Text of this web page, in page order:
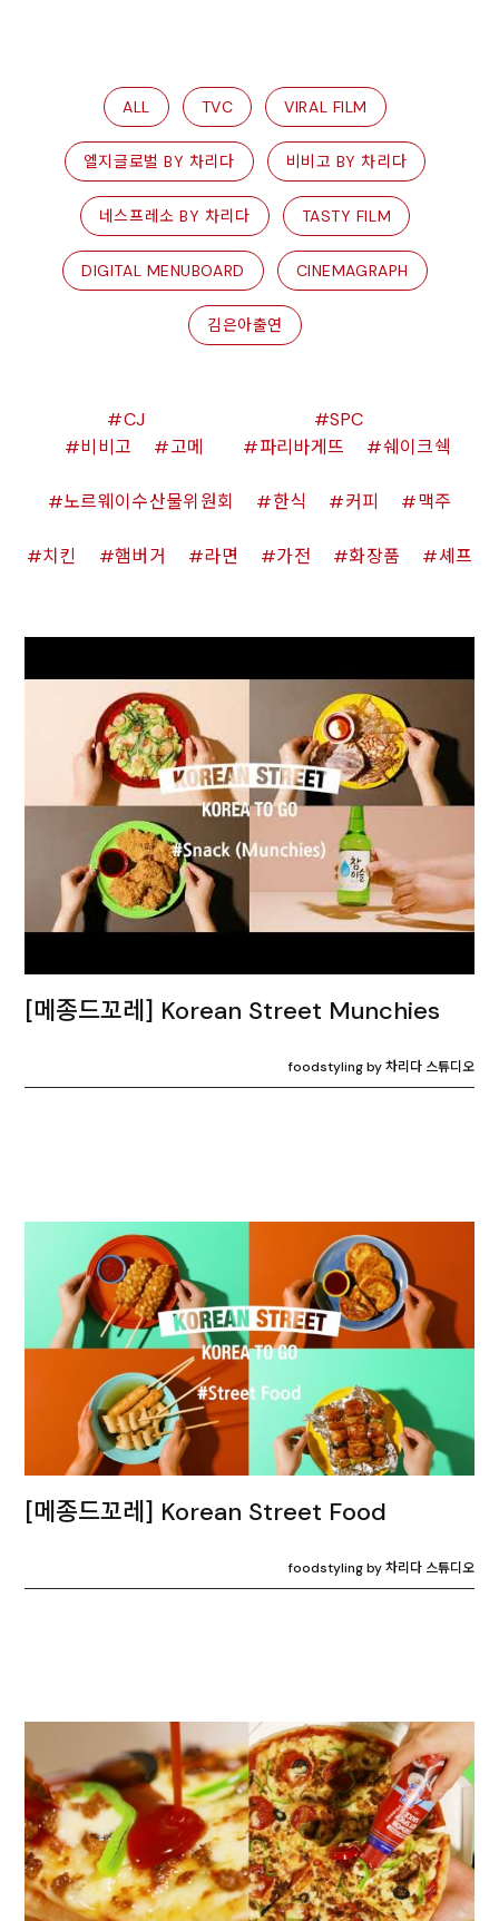
ALL TVC VIRAL FILM
엘지글로벌 BY 차리다 비비고 BY 차리다
네스프레소 BY 차리다 TASTY FILM
DIGITAL MENUBOARD CINEMAGRAPH
김은아출연
CJ
비비고
고메
SPC
파리바게뜨
쉐이크쉑
노르웨이수산물위원회 한식 커피 맥주
치킨 햄버거 라면 가전 화장품 셰프
[메종드꼬레] Korean Street Munchies
foodstyling by 차리다 스튜디오
[메종드꼬레] Korean Street Food
foodstyling by 차리다 스튜디오